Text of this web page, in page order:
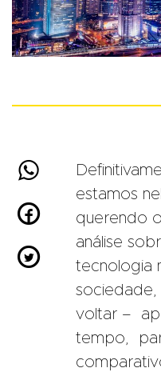



estamos
querendo
análise
tecnologia
voltar –
tempo,